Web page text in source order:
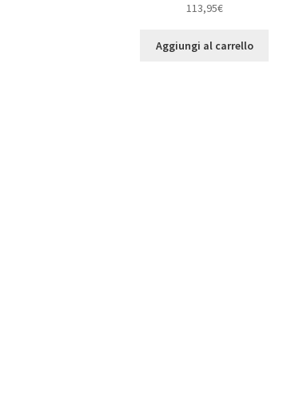
113,95€
Aggiungi al carrello